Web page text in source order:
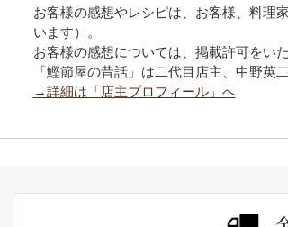
お客様の感想やレシピは、お客様、料理
います）。
お客様の感想については、掲載許可をい
「鰹節屋の昔話」は二代目店主、中野英
→詳細は「店主プロフィール」へ